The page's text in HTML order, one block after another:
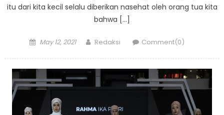
itu dari kita kecil selalu diberikan nasehat oleh orang tua kita
bahwa […]
Posted
May 12, 2021 Author
Redaksi Comment(0)